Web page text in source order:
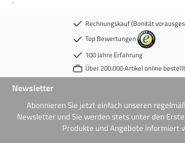
Rechnungskauf (Bonität
Top Bewertungen
100 Jahre Erfahrung
Über 200.000 Artikel online
Newsletter
Abonnieren Sie jetzt einfach unseren
Newsletter und Sie werden stets unter den
Produkte und Angebote informiert